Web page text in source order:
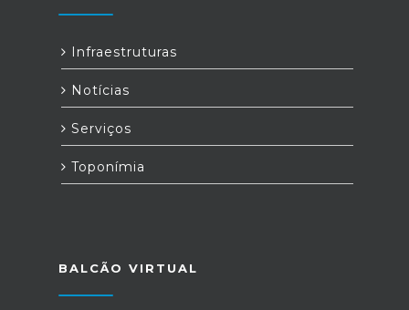
Infraestruturas
Notícias
Serviços
Toponímia
BALCÃO VIRTUAL